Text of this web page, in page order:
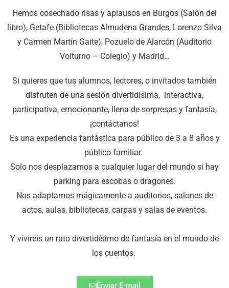
Hemos cosechado risas y aplausos en Burgos (Salón del
libro), Getafe (Bibliotecas Almudena Grandes, Lorenzo Silva
y Carmen Martín Gaite), Pozuelo de Alarcón (Auditorio
Volturno – Colegio) y Madrid…
Si quieres que tus alumnos, lectores, o invitados también
disfruten de una sesión divertidísima, interactiva,
participativa, emocionante, llena de sorpresas y fantasía,
¡contáctanos!
Es una experiencia fantástica para público de 3 a 8 años y
público familiar.
Solo nos desplazamos a cualquier lugar del mundo si hay
parking para escobas o dragones.
Nos adaptamos mágicamente a auditorios, salones de
actos, aulas, bibliotecas, carpas y salas de eventos.
Y viviréis un rato divertidísimo de fantasía en el mundo de
los cuentos.
Enviar E-mail